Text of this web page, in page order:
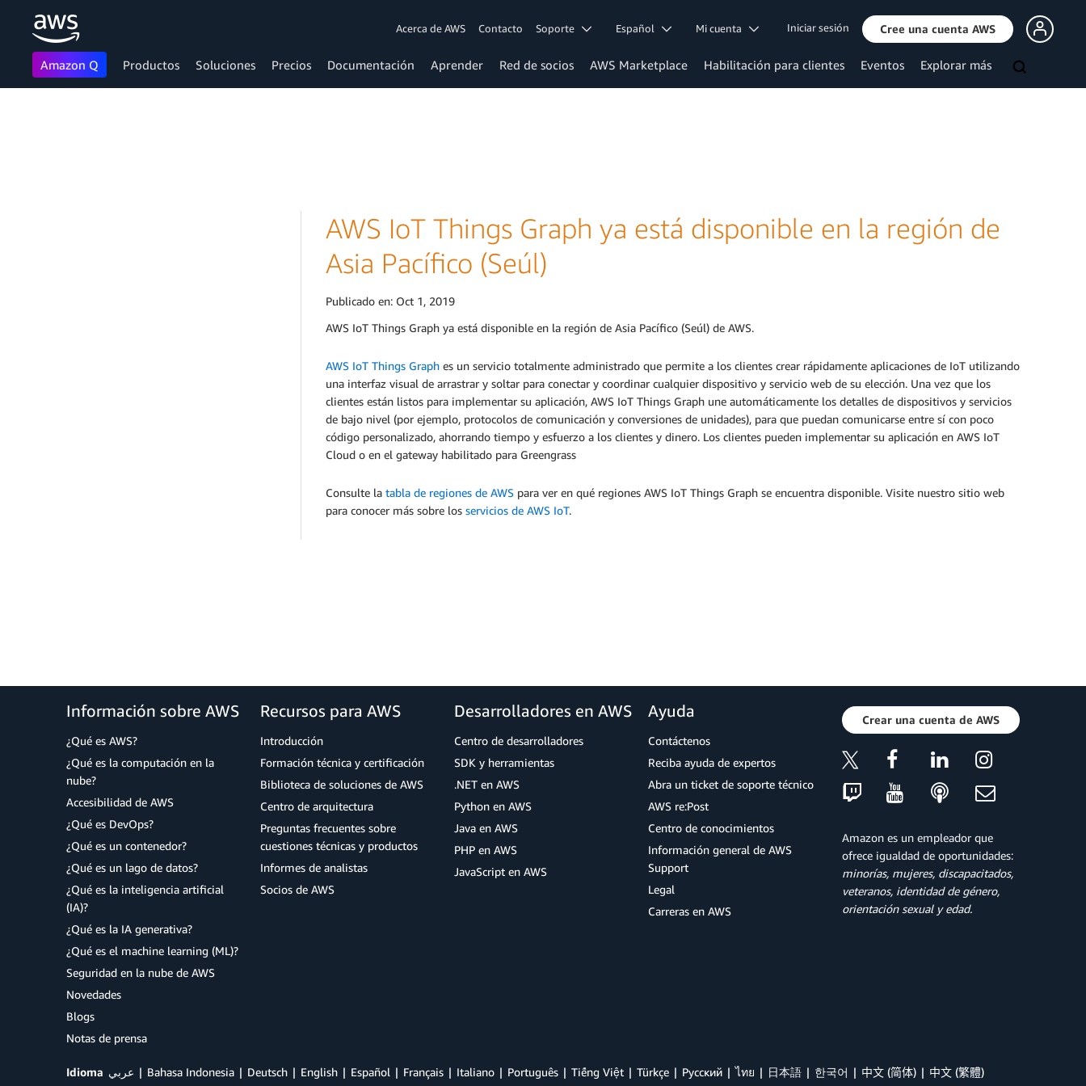
Acerca de AWS Contacto Soporte Español Mi cuenta Iniciar sesión Cree una cuenta AWS
Amazon Q Productos Soluciones Precios Documentación Aprender Red de socios AWS Marketplace Habilitación para clientes Eventos Explorar más
AWS IoT Things Graph ya está disponible en la región de
Asia Pacífico (Seúl)
Publicado en: Oct 1, 2019
AWS IoT Things Graph ya está disponible en la región de Asia Pacífico (Seúl) de AWS.
AWS IoT Things Graph es un servicio totalmente administrado que permite a los clientes crear rápidamente aplicaciones de IoT utilizando
una interfaz visual de arrastrar y soltar para conectar y coordinar cualquier dispositivo y servicio web de su elección. Una vez que los
clientes están listos para implementar su aplicación, AWS IoT Things Graph une automáticamente los detalles de dispositivos y servicios
de bajo nivel (por ejemplo, protocolos de comunicación y conversiones de unidades), para que puedan comunicarse entre sí con poco
código personalizado, ahorrando tiempo y esfuerzo a los clientes y dinero. Los clientes pueden implementar su aplicación en AWS IoT
Cloud o en el gateway habilitado para Greengrass
Consulte la tabla de regiones de AWS para ver en qué regiones AWS IoT Things Graph se encuentra disponible. Visite nuestro sitio web
para conocer más sobre los servicios de AWS IoT.
Información sobre AWS
¿Qué es AWS?
¿Qué es la computación en la
nube?
Accesibilidad de AWS
¿Qué es DevOps?
¿Qué es un contenedor?
¿Qué es un lago de datos?
¿Qué es la inteligencia artificial
(IA)?
¿Qué es la IA generativa?
¿Qué es el machine learning (ML)?
Seguridad en la nube de AWS
Novedades
Blogs
Notas de prensa
Recursos para AWS
Introducción
Formación técnica y certificación
Biblioteca de soluciones de AWS
Centro de arquitectura
Preguntas frecuentes sobre
cuestiones técnicas y productos
Informes de analistas
Socios de AWS
Desarrolladores en AWS
Centro de desarrolladores
SDK y herramientas
.NET en AWS
Python en AWS
Java en AWS
PHP en AWS
JavaScript en AWS
Ayuda
Contáctenos
Reciba ayuda de expertos
Abra un ticket de soporte técnico
AWS re:Post
Centro de conocimientos
Información general de AWS
Support
Legal
Carreras en AWS
Crear una cuenta de AWS
Amazon es un empleador que
ofrece igualdad de oportunidades:
minorías, mujeres, discapacitados,
veteranos, identidad de género,
orientación sexual y edad.
Idioma عربي Bahasa Indonesia Deutsch English Español Français Italiano Português Tiếng Việt Türkçe Ρусский ไทย 日本語 한국어 中文 (简体) 中文 (繁體)